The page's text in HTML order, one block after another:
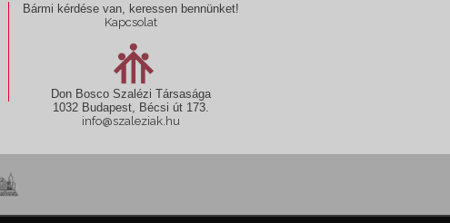
Bármi kérdése van, keressen bennünket!
Kapcsolat
Don Bosco Szalézi Társasága
1032 Budapest, Bécsi út 173.
info@szaleziak.hu